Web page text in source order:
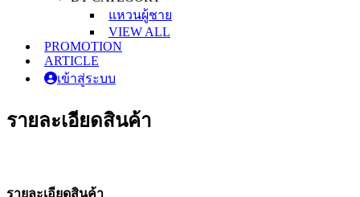
แหวนผู้ชาย
VIEW ALL
PROMOTION
ARTICLE
เข้าสู่ระบบ
รายละเอียดสินค้า
รายละเอียดสินค้า